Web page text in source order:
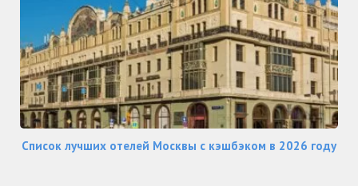
Список лучших отелей Москвы с кэшбэком в 2026 году